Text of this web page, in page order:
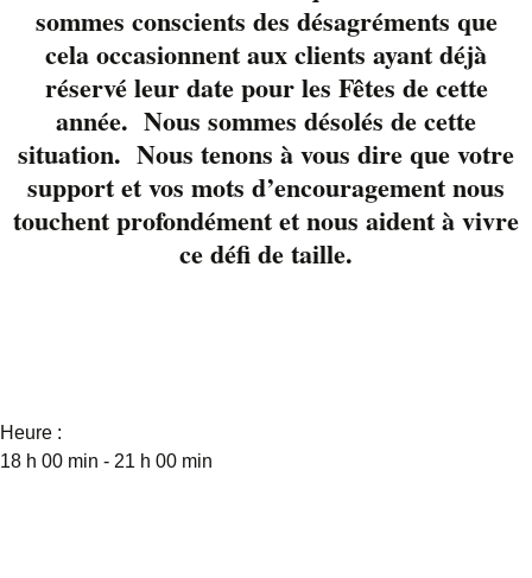
Paskal Gagnon,
guitariste bien connu
de la région vous
offriront une soirée
divertissante.
Réservez votre table
avec nous au
www.liverpool.ca
Heure :
18 h 00 min - 21 h 00 min
sommes conscients des désagréments que
cela occasionnent aux clients ayant déjà
réservé leur date pour les Fêtes de cette
année. Nous sommes désolés de cette
situation. Nous tenons à vous dire que votre
support et vos mots d’encouragement nous
touchent profondément et nous aident à vivre
ce défi de taille.